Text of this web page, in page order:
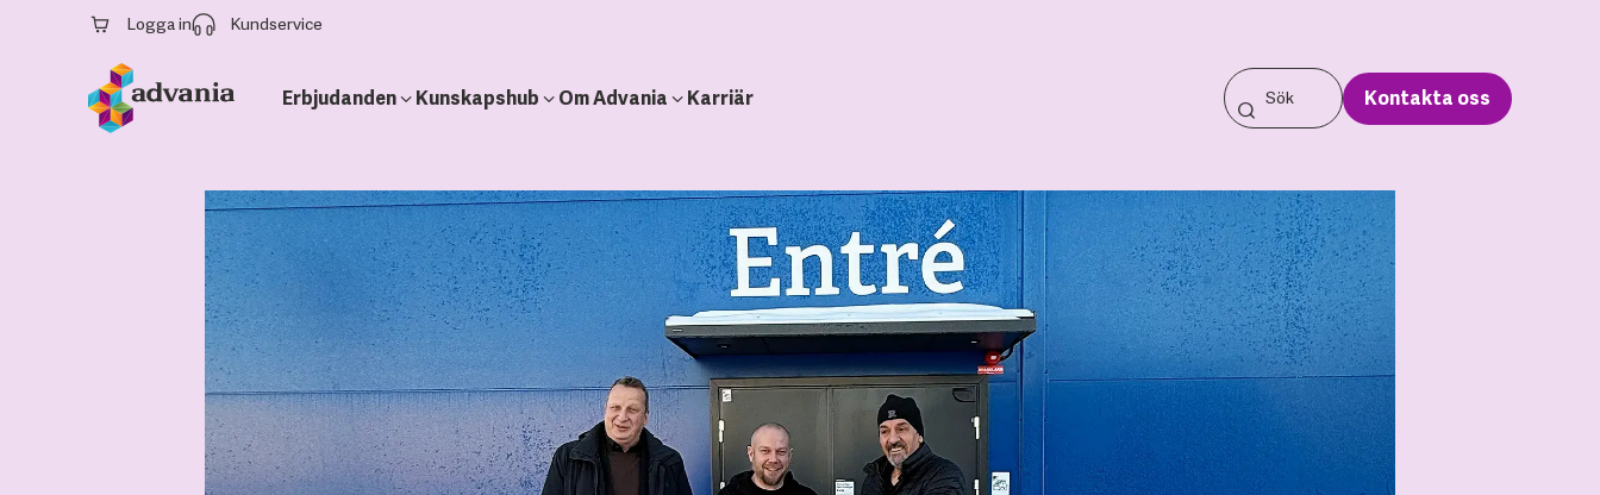
Logga in Kundservice
Erbjudanden Kunskapshub Om Advania Karriär Kontakta oss